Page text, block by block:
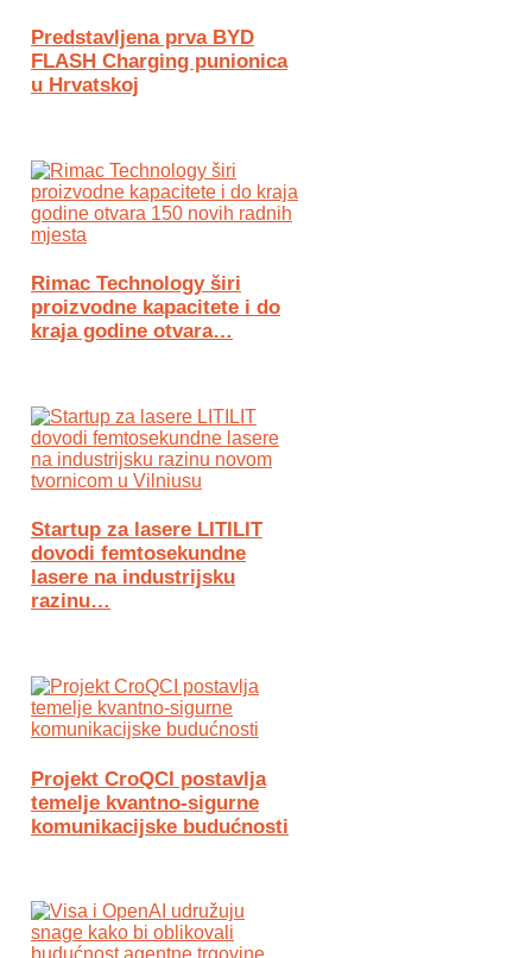
Predstavljena prva BYD
FLASH Charging punionica
u Hrvatskoj
Rimac Technology širi
proizvodne kapacitete i do
kraja godine otvara…
Startup za lasere LITILIT
dovodi femtosekundne
lasere na industrijsku
razinu…
Projekt CroQCI postavlja
temelje kvantno-sigurne
komunikacijske budućnosti